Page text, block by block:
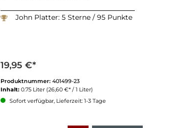
John Platter: 5 Sterne / 95 Punkte
19,95 €*
Produktnummer: 401499-23
Inhalt: 0.75 Liter (26,60 €* / 1 Liter)
Sofort verfügbar, Lieferzeit: 1-3 Tage